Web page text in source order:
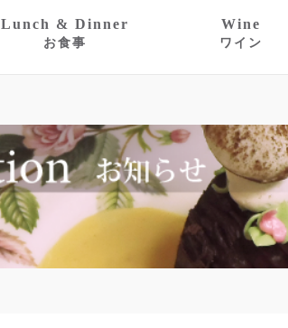
Lunch & Dinner
お食事
Wine
ワイン